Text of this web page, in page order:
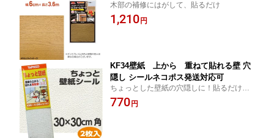
ク
木部の補修にはがして、貼るだけ
1,210 円
KF34壁紙 上から 重ねて貼れる壁 穴
隠し シールネコポス発送対応可
ちょっとした壁紙の穴隠しに！貼るだけ！
お手軽リフォーム
770 円